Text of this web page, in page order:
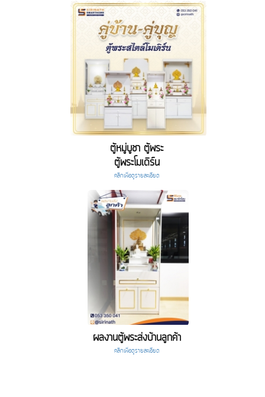
ตู้หมู่บูชา ตู้พระ
ตู้พระโมเดิร์น
คลิกเพื่อดูรายละเอียด
ผลงานตู้พระส่งบ้านลูกค้า
คลิกเพื่อดูรายละเอียด